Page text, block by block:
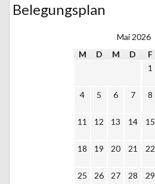
Belegungsplan
Mai 2026
M
D M D F
1
4 5 6 7 8
11 12 13 14 15
18 19 20 21 22
25 26 27 28 29